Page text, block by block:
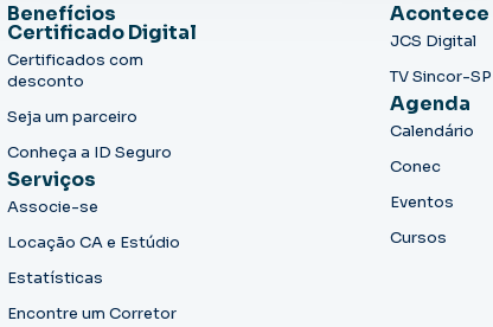
Benefícios
Certificado Digital
Certificados com
desconto
Seja um parceiro
Conheça a ID Seguro
Serviços
Associe-se
Locação CA e Estúdio
Estatísticas
Encontre um Corretor
Acontece
JCS Digital
TV Sincor-SP
Agenda
Calendário
Conec
Eventos
Cursos